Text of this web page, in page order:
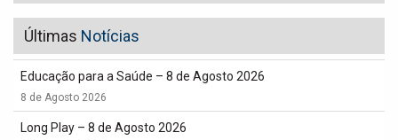
Últimas Notícias
Educação para a Saúde – 8 de Agosto 2026
8 de Agosto 2026
Long Play – 8 de Agosto 2026